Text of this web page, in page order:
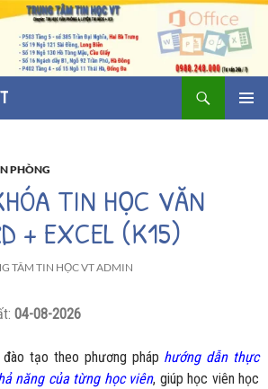
PHÒNG
TIN HỌC VĂN
+ EXCEL (K15)
TÂM TIN HỌC VT ADMIN
04-08-2026
đào tạo theo phương pháp hướng dẫn thực
năng của từng học viên, giúp học viên học